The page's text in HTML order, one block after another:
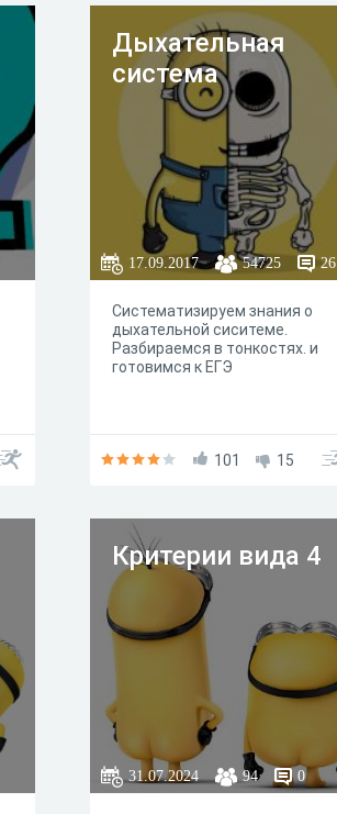
Дыхательная
система
17.09.2017 54725 26
Систематизируем знания о
дыхательной сиситеме.
Разбираемся в тонкостях. и
готовимся к ЕГЭ
101 15
Критерии вида 4
31.07.2024 94 0